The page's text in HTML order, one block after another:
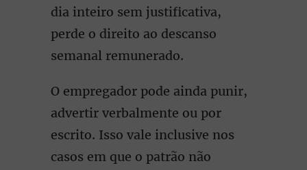
dia inteiro sem justificativa,
perde o direito ao descanso
semanal remunerado.
O empregador pode ainda punir,
advertir verbalmente ou por
escrito. Isso vale inclusive nos
casos em que o patrão não